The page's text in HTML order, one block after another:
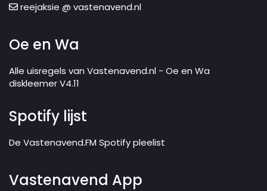
reejaksie @ vastenavend.nl
Oe en Wa
Alle uisregels van Vastenavend.nl - Oe en Wa
diskleemer V4.11
Spotify lijst
De Vastenavend.FM Spotify pleelist
Vastenavend App